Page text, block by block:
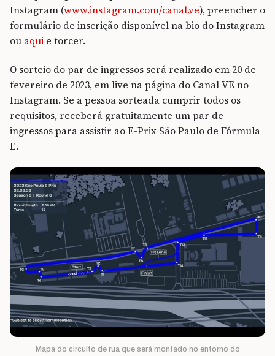
Instagram (www.instagram.com/canal.ve), preencher o
formulário de inscrição disponível na bio do Instagram
ou aqui e torcer.
O sorteio do par de ingressos será realizado em 20 de
fevereiro de 2023, em live na página do Canal VE no
Instagram. Se a pessoa sorteada cumprir todos os
requisitos, receberá gratuitamente um par de
ingressos para assistir ao E-Prix São Paulo de Fórmula
E.
Mapa do circuito de rua que será montado no entorno do